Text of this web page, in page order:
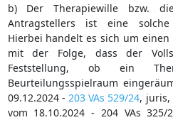
b) Der Therapiewille bzw.
Antragstellers ist eine solche
Hierbei handelt es sich um
mit der Folge, dass der
Feststellung, ob ein
Beurteilungsspielraum
09.12.2024 - 203 VAs 529/24, juris,
vom 18.10.2024 - 204 VAs